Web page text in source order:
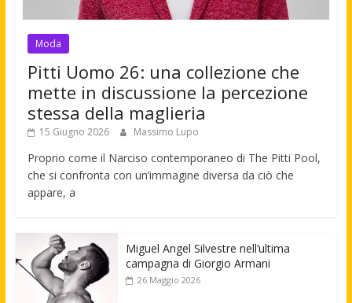
Moda
Pitti Uomo 26: una collezione che
mette in discussione la percezione
stessa della maglieria
15 Giugno 2026 Massimo Lupo
Proprio come il Narciso contemporaneo di The Pitti Pool,
che si confronta con un’immagine diversa da ciò che
appare, a
Miguel Angel Silvestre nell’ultima
campagna di Giorgio Armani
26 Maggio 2026